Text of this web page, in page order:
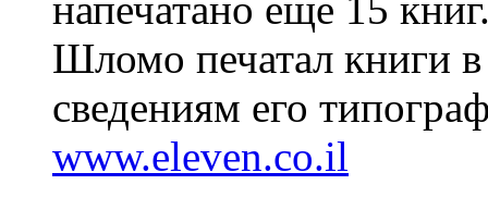
Шломо печатал книги
сведениям его
www.eleven.co.il